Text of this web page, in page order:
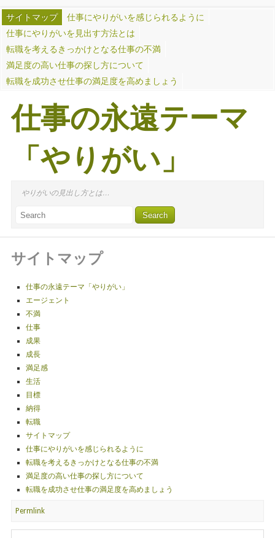
サイトマップ
仕事にやりがいを感じられるように
仕事にやりがいを見出す方法とは
転職を考えるきっかけとなる仕事の不満
満足度の高い仕事の探し方について
転職を成功させ仕事の満足度を高めましょう
仕事の永遠テーマ
「やりがい」
やりがいの見出し方とは…
サイトマップ
仕事の永遠テーマ「やりがい」
エージェント
不満
仕事
成果
成長
満足感
生活
目標
納得
転職
サイトマップ
仕事にやりがいを感じられるように
転職を考えるきっかけとなる仕事の不満
満足度の高い仕事の探し方について
転職を成功させ仕事の満足度を高めましょう
Permlink